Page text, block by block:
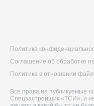
Политика
Соглашение об обработке
Политика в отношении
Все права на публикуемые
Спецзастройщик «ТСИ», и